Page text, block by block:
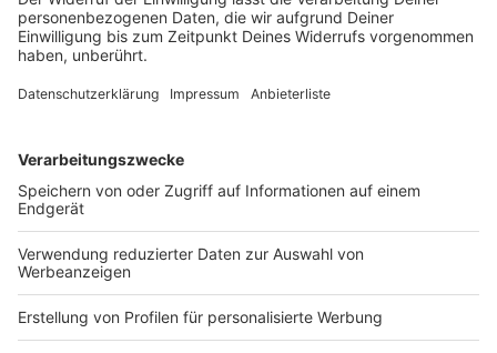
Kinderschutzbund in Rheine schon am Anschlag. Sie
hoffen, dass die Gewaltprävention in gewohntem
Maße weitergeht. „Was nicht passieren darf, ist dass
das zugunsten der akuten Fall-Hilfe
Nach dem Lockdown seien die Berater:innen im
Spagat zwischen der Betreuung von Familien und
Kindern und dem Wieder-Aufnehmen abgerissener
Kontakte. Was Kindern an Gewalt erlebt haben, sei
hochgradig unterschiedlich. Genauso individuell und
kreativ müssten die Expert:innen vorgehen, um das
Präventions-Netzwerk wieder aufzubauen - und im
akuten Fall zu helfen.